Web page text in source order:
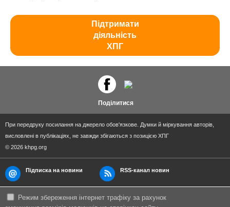
Підтримати
діяльність
ХПГ
Поділитися
При передруку посилання на джерело обов'язкове. Думки й міркування авторів,
висловлені в публікаціях, не завжди збігаються з позицією ХПГ
© 2026 khpg.org
Підписка на новини RSS-канал новин
Режим збереження інтернет трафіку за рахунок